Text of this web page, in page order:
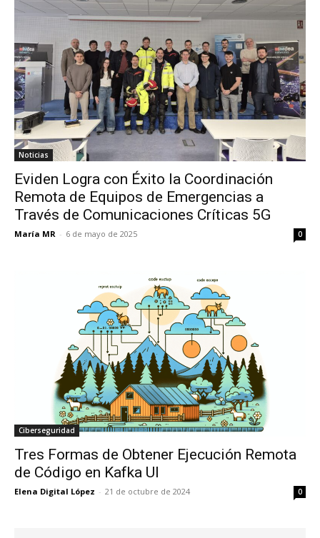
Noticias
Eviden Logra con Éxito la Coordinación
Remota de Equipos de Emergencias a
Través de Comunicaciones Críticas 5G
María MR - 6 de mayo de 2025 0
Ciberseguridad
Tres Formas de Obtener Ejecución Remota
de Código en Kafka UI
Elena Digital López - 21 de octubre de 2024 0